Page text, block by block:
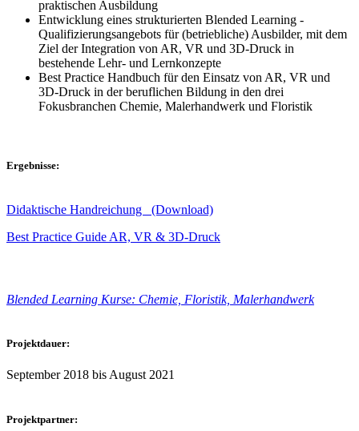
praktischen Ausbildung
Entwicklung eines strukturierten Blended Learning -
Qualifizierungsangebots für (betriebliche) Ausbilder, mit dem
Ziel der Integration von AR, VR und 3D-Druck in
bestehende Lehr- und Lernkonzepte
Best Practice Handbuch für den Einsatz von AR, VR und
3D-Druck in der beruflichen Bildung in den drei
Fokusbranchen Chemie, Malerhandwerk und Floristik
Ergebnisse:
Didaktische Handreichung (Download)
Best Practice Guide AR, VR & 3D-Druck
Blended Learning Kurse: Chemie, Floristik, Malerhandwerk
Projektdauer:
September 2018 bis August 2021
Projektpartner: